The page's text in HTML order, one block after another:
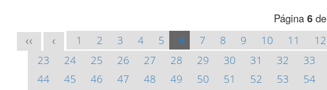
Página 6de
<< < 1 2 3 4 5 6 7 8 9 10 11 12
23
24 25 26 27 28 29 30 31 32 33
44
45 46 47 48 49 50 51 52 53 54